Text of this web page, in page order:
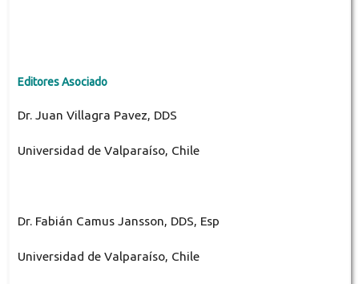
Editores Asociado
Dr. Juan Villagra Pavez, DDS
Universidad de Valparaíso, Chile
Dr. Fabián Camus Jansson, DDS, Esp
Universidad de Valparaíso, Chile